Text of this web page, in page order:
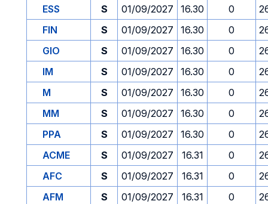
ESS
S 01/09/2027 16.30 0
FIN
S 01/09/2027 16.30 0
GIO
S 01/09/2027 16.30 0
IM
S 01/09/2027 16.30 0
M
S 01/09/2027 16.30 0
MM
S 01/09/2027 16.30 0
PPA
S 01/09/2027 16.30 0
ACME
S 01/09/2027 16.31 0
AFC
S 01/09/2027 16.31 0
AFM
S 01/09/2027 16.31 0